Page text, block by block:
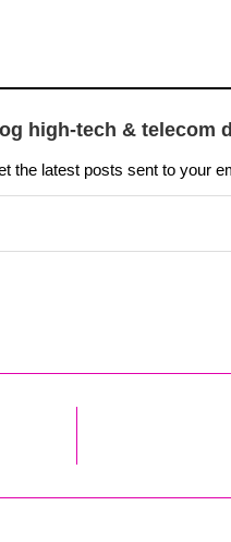
high-tech & telecom
the latest posts sent to your